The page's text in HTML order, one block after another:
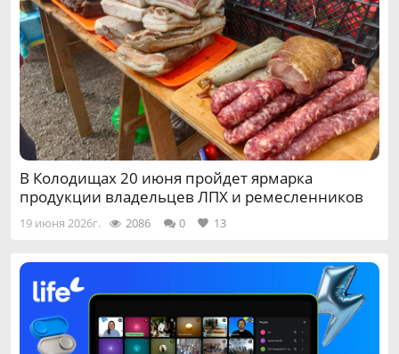
В Колодищах 20 июня пройдет ярмарка
продукции владельцев ЛПХ и ремесленников
19 июня 2026г. 2086 0 13